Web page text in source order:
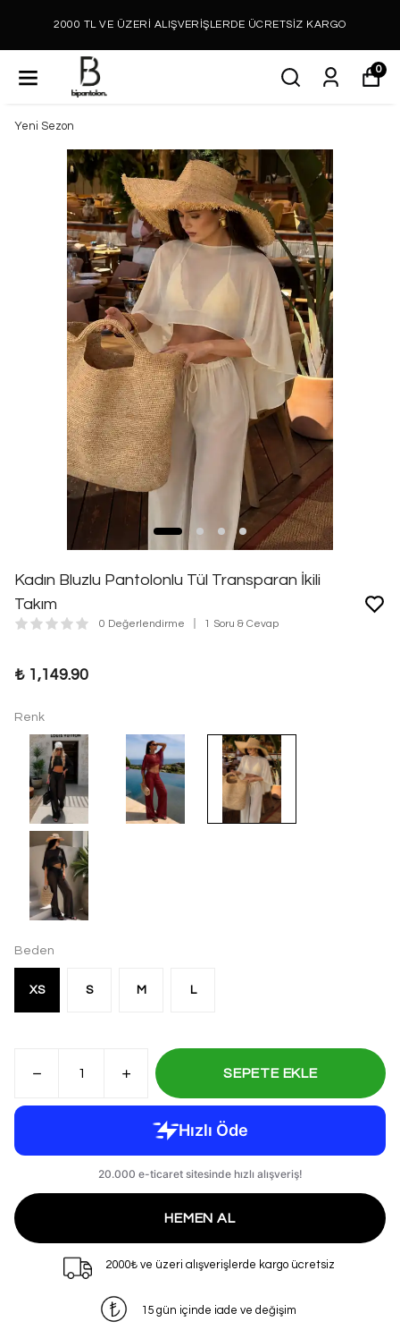
2000 TL VE ÜZERİ ALIŞVERİŞLERDE ÜCRETSİZ KARGO
0
Yeni Sezon
Kadın Bluzlu Pantolonlu Tül Transparan İkili
Takım
0 Değerlendirme 1 Soru & Cevap
₺ 1,149.90
Renk
Beden
XS S M L
SEPETE EKLE
HEMEN AL
2000₺ ve üzeri alışverişlerde kargo ücretsiz
15 gün içinde iade ve değişim